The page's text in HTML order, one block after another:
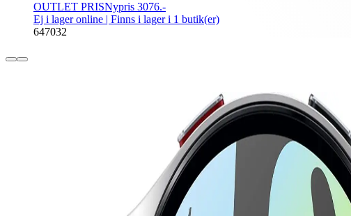
OUTLET PRISNypris 3076.-
Ej i lager online | Finns i lager i 1 butik(er)
647032